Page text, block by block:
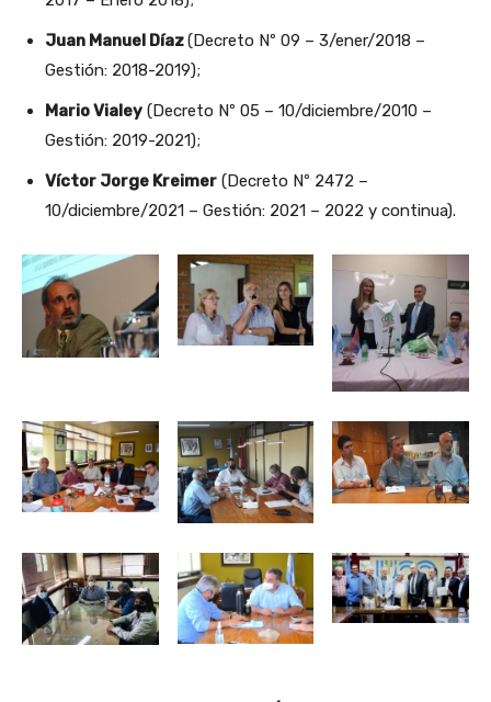
Juan Manuel Díaz(Decreto Nº 09 – 3/ener/2018 –
Gestión: 2018-2019);
Mario Vialey (Decreto Nº 05 – 10/diciembre/2010 –
Gestión: 2019-2021);
Víctor Jorge Kreimer (Decreto Nº 2472 –
10/diciembre/2021 – Gestión: 2021 – 2022 y continua).